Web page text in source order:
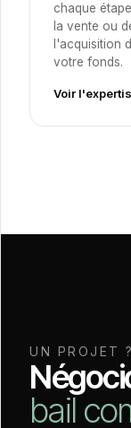
chaque
la vente ou
l'acquisition
votre fonds.
Voir
UN PROJET ?
bail